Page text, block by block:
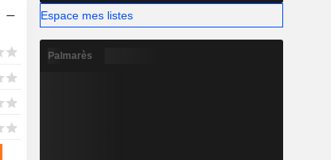
Espace mes listes
Palmarès